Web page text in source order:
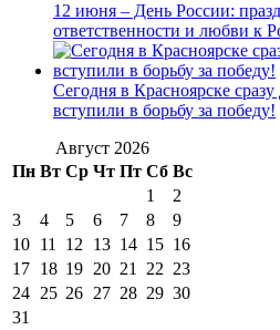
12 июня – День России:
ответственности и любви к
Сегодня в Красноярске
вступили в борьбу за победу!
Август 2026
Пн Вт Ср Чт Пт Сб Вс
1
2
3
4 5 6 7 8
9
10 11 12 13 14 15 16
17 18 19 20 21 22 23
24 25 26 27 28 29 30
31